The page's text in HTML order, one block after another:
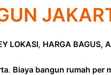
LOKASI, HARGA BAGUS,
. Biaya bangun rumah per